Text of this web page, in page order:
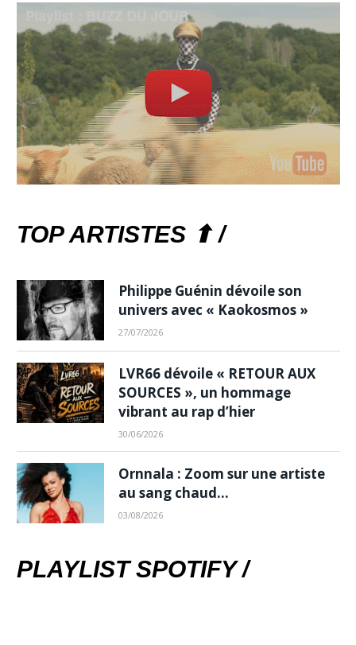
TOP ARTISTES ⬆ /
Philippe Guénin dévoile son
univers avec « Kaokosmos »
27/07/2026
LVR66 dévoile « RETOUR AUX
SOURCES », un hommage
vibrant au rap d’hier
30/06/2026
Ornnala : Zoom sur une artiste
au sang chaud…
03/08/2026
PLAYLIST SPOTIFY /